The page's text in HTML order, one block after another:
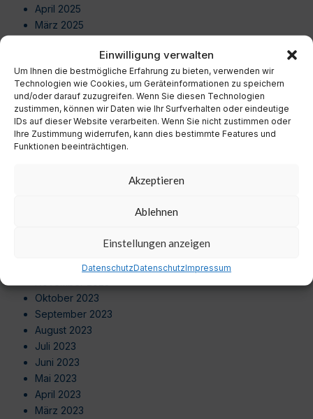
Einwilligung verwalten
Um Ihnen die bestmögliche Erfahrung zu bieten, verwenden wir
Technologien wie Cookies, um Geräteinformationen zu speichern
und/oder darauf zuzugreifen. Wenn Sie diesen Technologien
zustimmen, können wir Daten wie Ihr Surfverhalten oder eindeutige
IDs auf dieser Website verarbeiten. Wenn Sie nicht zustimmen oder
Ihre Zustimmung widerrufen, kann dies bestimmte Features und
Funktionen beeinträchtigen.
Akzeptieren
Ablehnen
Einstellungen anzeigen
DatenschutzDatenschutzImpressum
April 2025
März 2025
Dezember 2024
November 2024
Oktober 2024
September 2024
August 2024
Juli 2024
Dezember 2023
Oktober 2023
September 2023
August 2023
Juli 2023
Juni 2023
Mai 2023
April 2023
März 2023